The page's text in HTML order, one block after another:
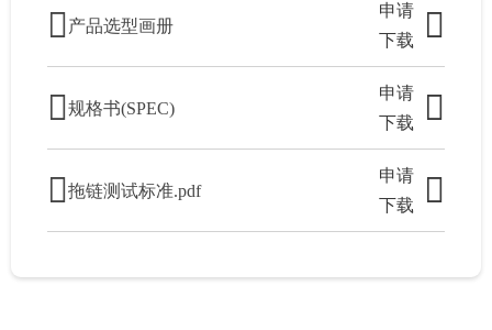
产品选型画册
申请
下载
规格书(SPEC)
申请
下载
拖链测试标准.pdf
申请
下载